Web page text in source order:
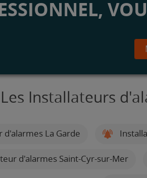
Les Installateurs
d'alarmes La Garde
d'alarmes Saint-Cyr-sur-Mer